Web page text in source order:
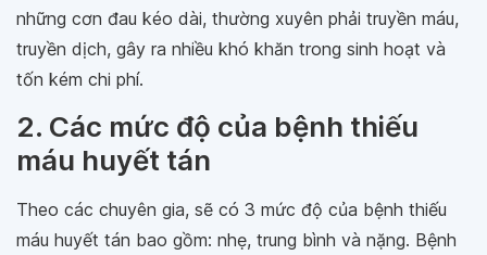
những cơn đau kéo dài, thường xuyên phải truyền máu,
truyền dịch, gây ra nhiều khó khăn trong sinh hoạt và
tốn kém chi phí.
2. Các mức độ của bệnh thiếu
máu huyết tán
Theo các chuyên gia, sẽ có 3 mức độ của bệnh thiếu
máu huyết tán bao gồm: nhẹ, trung bình và nặng. Bệnh